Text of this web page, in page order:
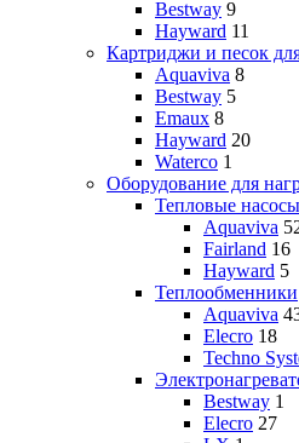
Bestway 9
Hayward 11
Картриджи и песок
Aquaviva 8
Bestway 5
Emaux 8
Hayward 20
Waterco 1
Оборудование для
Тепловые
Aquaviva
Fairland 16
Hayward 5
Теплообменники
Aquaviva
Elecro 18
Techno
Bestway 1
Elecro 27